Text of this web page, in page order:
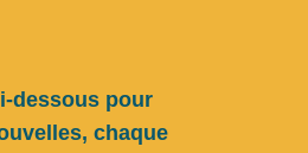
dessous pour
chaque